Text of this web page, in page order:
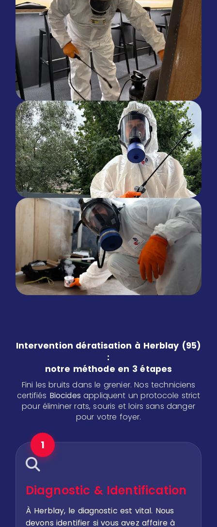
Intervention dératisation à Herblay (95)
:
notre méthode en 3 étapes
Fini les bruits dans le grenier. Nos techniciens
certifiés Biocides appliquent un protocole strict
pour éliminer rats, souris et loirs sans danger
pour votre foyer.
1
Diagnostic & Identification
À Herblay, le diagnostic est vital. Nous
devons identifier si vous avez affaire à